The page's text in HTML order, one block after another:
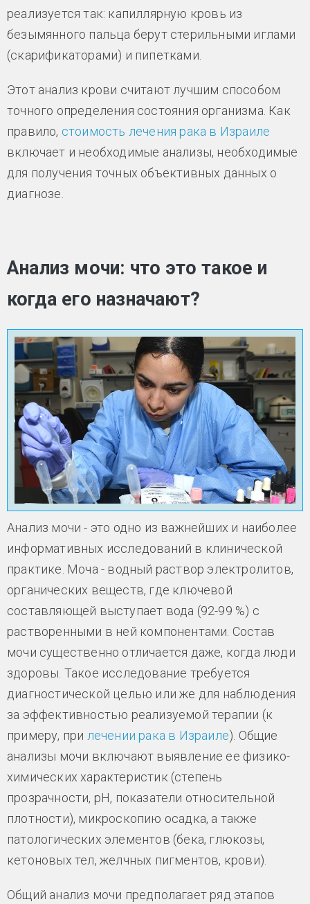
реализуется так: капиллярную кровь из
безымянного пальца берут стерильными иглами
(скарификаторами) и пипетками.
Этот анализ крови считают лучшим способом
точного определения состояния организма. Как
правило, стоимость лечения рака в Израиле
включает и необходимые анализы, необходимые
для получения точных объективных данных о
диагнозе.
Анализ мочи: что это такое и
когда его назначают?
Анализ мочи - это одно из важнейших и наиболее
информативных исследований в клинической
практике. Моча - водный раствор электролитов,
органических веществ, где ключевой
составляющей выступает вода (92-99 %) с
растворенными в ней компонентами. Состав
мочи существенно отличается даже, когда люди
здоровы. Такое исследование требуется
диагностической целью или же для наблюдения
за эффективностью реализуемой терапии (к
примеру, при лечении рака в Израиле). Общие
анализы мочи включают выявление ее физико-
химических характеристик (степень
прозрачности, рН, показатели относительной
плотности), микроскопию осадка, а также
патологических элементов (бека, глюкозы,
кетоновых тел, желчных пигментов, крови).
Общий анализ мочи предполагает ряд этапов